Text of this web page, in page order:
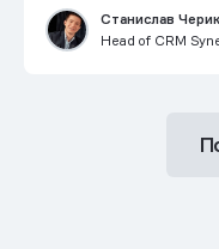
Станислав
Head of CRM